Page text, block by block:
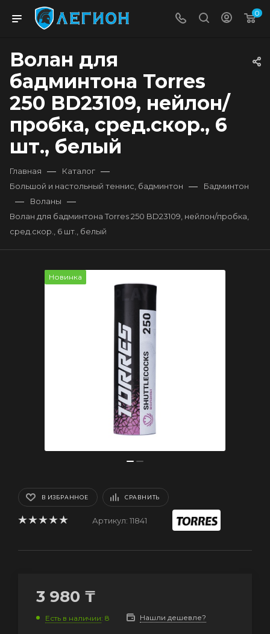
0
Волан для
бадминтона Torres
250 BD23109, нейлон/
пробка, сред.скор., 6
шт., белый
Главная — Каталог —
Большой и настольный теннис, бадминтон — Бадминтон
— Воланы —
Волан для бадминтона Torres 250 BD23109, нейлон/пробка,
сред.скор., 6 шт., белый
Новинка
В ИЗБРАННОЕ СРАВНИТЬ
Артикул: 11841
3 980 ₸
Есть в наличии: 8 Нашли дешевле?